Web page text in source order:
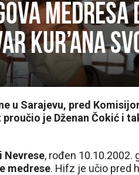
Kur’ana
u Sarajevu, pred
je Dženan Čokić i
Nevrese, rođen 10.10.2002.
medrese. Hifz je učio pred